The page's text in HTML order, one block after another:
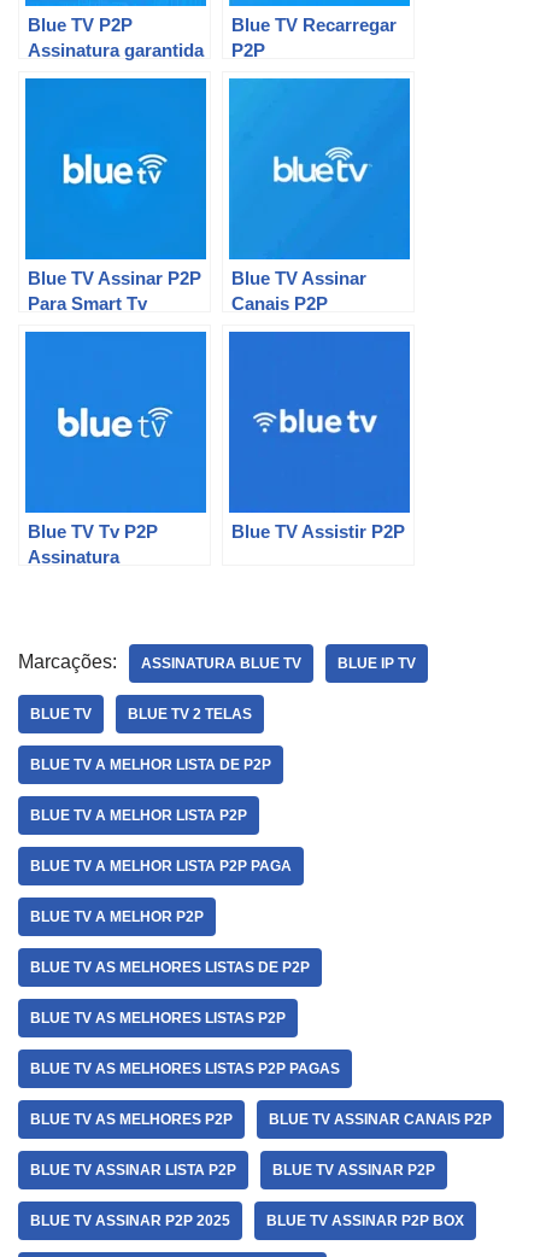
Blue TV P2P
Assinatura garantida
Blue TV Recarregar
P2P
Blue TV Assinar P2P
Para Smart Tv
Blue TV Assinar
Canais P2P
Blue TV Tv P2P
Assinatura
Blue TV Assistir P2P
Marcações: ASSINATURA BLUE TV BLUE IP TV
BLUE TV BLUE TV 2 TELAS
BLUE TV A MELHOR LISTA DE P2P
BLUE TV A MELHOR LISTA P2P
BLUE TV A MELHOR LISTA P2P PAGA
BLUE TV A MELHOR P2P
BLUE TV AS MELHORES LISTAS DE P2P
BLUE TV AS MELHORES LISTAS P2P
BLUE TV AS MELHORES LISTAS P2P PAGAS
BLUE TV AS MELHORES P2P BLUE TV ASSINAR CANAIS P2P
BLUE TV ASSINAR LISTA P2P BLUE TV ASSINAR P2P
BLUE TV ASSINAR P2P 2025 BLUE TV ASSINAR P2P BOX